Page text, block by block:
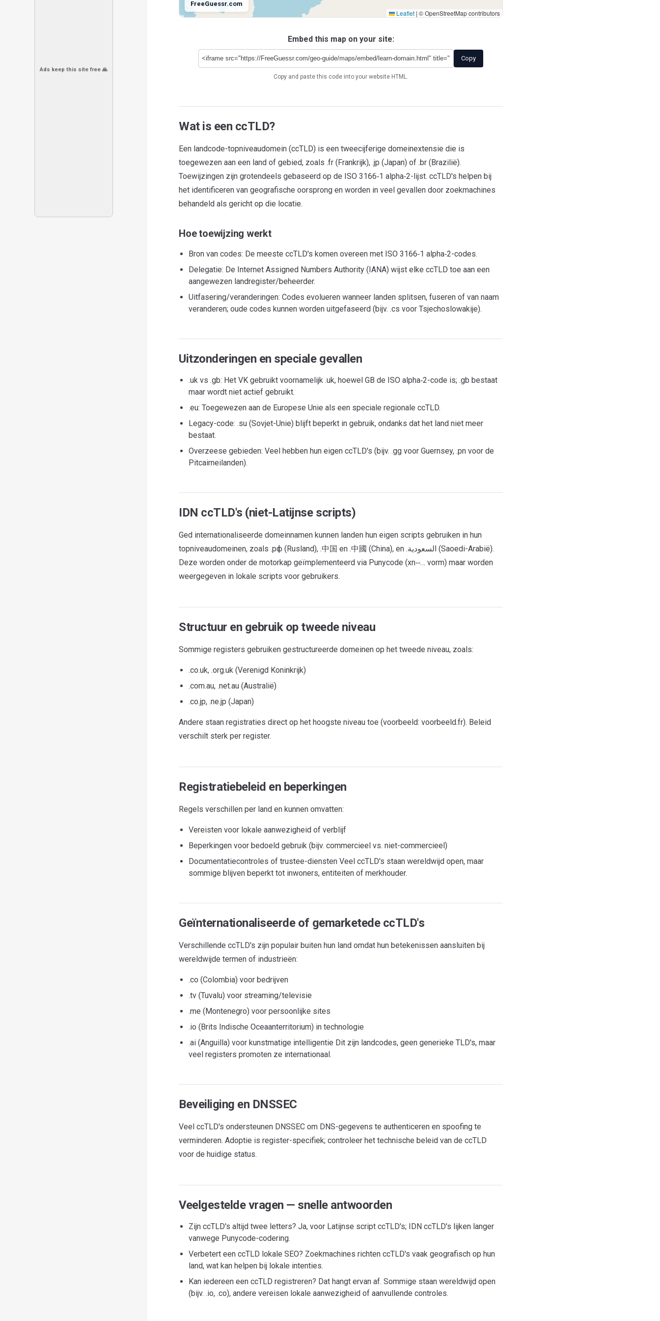
Ads keep this site free 🙏
.aq
Leaflet | © OpenStreetMap contributors
FreeGuessr.com
Embed this map on your site:
Copy
Copy and paste this code into your website HTML.
Wat is een ccTLD?
Een landcode-topniveaudomein (ccTLD) is een tweecijferige domeinextensie die is
toegewezen aan een land of gebied, zoals .fr (Frankrijk), .jp (Japan) of .br (Brazilië).
Toewijzingen zijn grotendeels gebaseerd op de ISO 3166‑1 alpha‑2-lijst. ccTLD's helpen bij
het identificeren van geografische oorsprong en worden in veel gevallen door zoekmachines
behandeld als gericht op die locatie.
Hoe toewijzing werkt
Bron van codes: De meeste ccTLD's komen overeen met ISO 3166‑1 alpha‑2-codes.
Delegatie: De Internet Assigned Numbers Authority (IANA) wijst elke ccTLD toe aan een
aangewezen landregister/beheerder.
Uitfasering/veranderingen: Codes evolueren wanneer landen splitsen, fuseren of van naam
veranderen; oude codes kunnen worden uitgefaseerd (bijv. .cs voor Tsjechoslowakije).
Uitzonderingen en speciale gevallen
.uk vs .gb: Het VK gebruikt voornamelijk .uk, hoewel GB de ISO alpha‑2-code is; .gb bestaat
maar wordt niet actief gebruikt.
.eu: Toegewezen aan de Europese Unie als een speciale regionale ccTLD.
Legacy-code: .su (Sovjet-Unie) blijft beperkt in gebruik, ondanks dat het land niet meer
bestaat.
Overzeese gebieden: Veel hebben hun eigen ccTLD's (bijv. .gg voor Guernsey, .pn voor de
Pitcairneilanden).
IDN ccTLD's (niet-Latijnse scripts)
Ged internationaliseerde domeinnamen kunnen landen hun eigen scripts gebruiken in hun
topniveaudomeinen, zoals .рф (Rusland), .中国 en .中國 (China), en .السعودية (Saoedi-Arabië).
Deze worden onder de motorkap geïmplementeerd via Punycode (xn‑‑… vorm) maar worden
weergegeven in lokale scripts voor gebruikers.
Structuur en gebruik op tweede niveau
Sommige registers gebruiken gestructureerde domeinen op het tweede niveau, zoals:
.co.uk, .org.uk (Verenigd Koninkrijk)
.com.au, .net.au (Australië)
.co.jp, .ne.jp (Japan)
Andere staan registraties direct op het hoogste niveau toe (voorbeeld: voorbeeld.fr). Beleid
verschilt sterk per register.
Registratiebeleid en beperkingen
Regels verschillen per land en kunnen omvatten:
Vereisten voor lokale aanwezigheid of verblijf
Beperkingen voor bedoeld gebruik (bijv. commercieel vs. niet-commercieel)
Documentatiecontroles of trustee-diensten Veel ccTLD's staan wereldwijd open, maar
sommige blijven beperkt tot inwoners, entiteiten of merkhouder.
Geïnternationaliseerde of gemarketede ccTLD's
Verschillende ccTLD's zijn populair buiten hun land omdat hun betekenissen aansluiten bij
wereldwijde termen of industrieën:
.co (Colombia) voor bedrijven
.tv (Tuvalu) voor streaming/televisie
.me (Montenegro) voor persoonlijke sites
.io (Brits Indische Oceaanterritorium) in technologie
.ai (Anguilla) voor kunstmatige intelligentie Dit zijn landcodes, geen generieke TLD's, maar
veel registers promoten ze internationaal.
Beveiliging en DNSSEC
Veel ccTLD's ondersteunen DNSSEC om DNS-gegevens te authenticeren en spoofing te
verminderen. Adoptie is register-specifiek; controleer het technische beleid van de ccTLD
voor de huidige status.
Veelgestelde vragen — snelle antwoorden
Zijn ccTLD's altijd twee letters? Ja, voor Latijnse script ccTLD's; IDN ccTLD's lijken langer
vanwege Punycode-codering.
Verbetert een ccTLD lokale SEO? Zoekmachines richten ccTLD's vaak geografisch op hun
land, wat kan helpen bij lokale intenties.
Kan iedereen een ccTLD registreren? Dat hangt ervan af. Sommige staan wereldwijd open
(bijv. .io, .co), andere vereisen lokale aanwezigheid of aanvullende controles.